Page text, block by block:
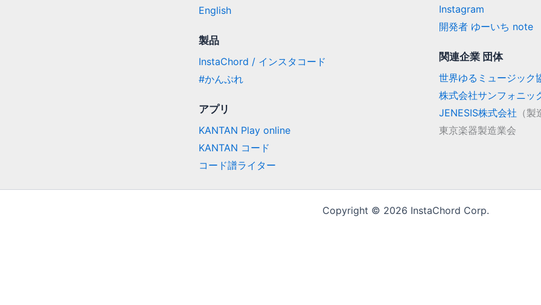
English
製品
InstaChord / インスタコード
#かんぷれ
アプリ
KANTAN Play online
KANTAN コード
コード譜ライター
Instagram
開発者 ゆーいち note
関連企業 団体
世界ゆるミュージック
株式会社サンフォニッ
JENESIS株式会社 （製
東京楽器製造業会
Copyright © 2026 InstaChord Corp.